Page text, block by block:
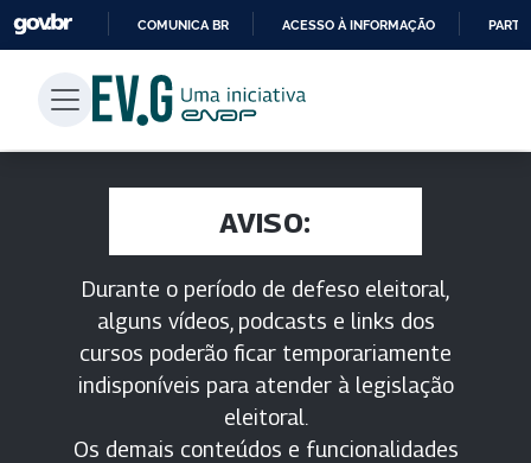
PARA
CONTEÚDO
COMUNICA BR ACESSO À INFORMAÇÃO
AVISO:
Durante o período de defeso eleitoral,
alguns vídeos, podcasts e links dos
cursos poderão ficar temporariamente
indisponíveis para atender à legislação
eleitoral.
Os demais conteúdos e funcionalidades